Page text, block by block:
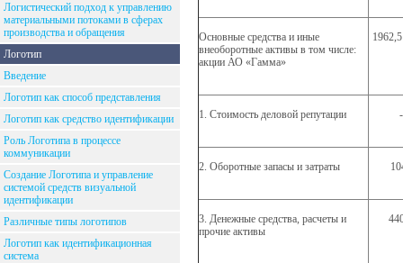
Логистический подход к управлению
материальными потоками в сферах
производства и обращения
Логотип
Введение
Логотип как способ представления
Логотип как средство идентификации
Роль Логотипа в процессе
коммуникации
Создание Логотипа и управление
системой средств визуальной
идентификации
Различные типы логотипов
Логотип как идентификационная
система
Основные средства и иные
внеоборотные активы в том числе:
акции АО «Гамма»
1. Стоимость деловой репутации -
2. Оборотные запасы и затраты
3. Денежные средства, расчеты и
прочие активы